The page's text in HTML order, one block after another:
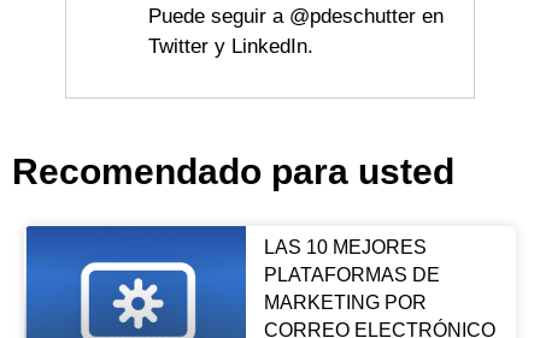
Puede seguir a @pdeschutter en
Twitter y LinkedIn.
Recomendado para usted
LAS 10 MEJORES
PLATAFORMAS DE
MARKETING POR
CORREO ELECTRÓNICO